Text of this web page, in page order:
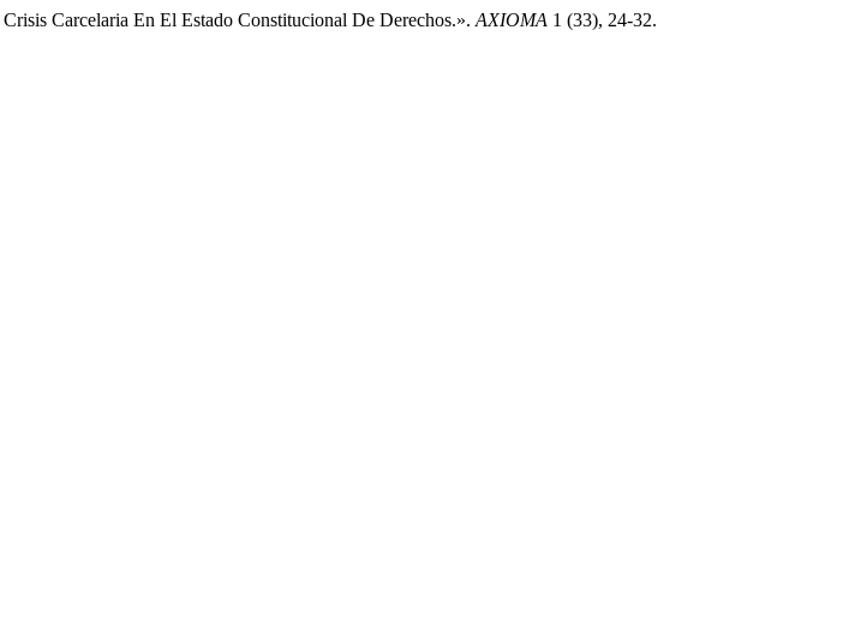
Carcelaria En El Estado Constitucional De Derechos.». AXIOMA 1 (33), 24-32.